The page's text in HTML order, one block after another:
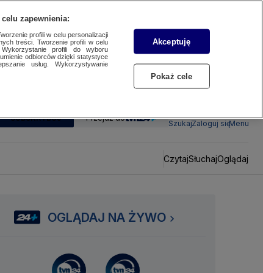
SUBSKRYBUJ Przejdź do
SzukajZaloguj sięMenu
CzytajSłuchajOglądaj
OGLĄDAJ NA ŻYWO
zapewnienia:
profili w celu personalizacji
treści. Tworzenie profili w celu
profili do wyboru
odbiorców dzięki statystyce
usług. Wykorzystywanie
Akceptuję
Pokaż cele